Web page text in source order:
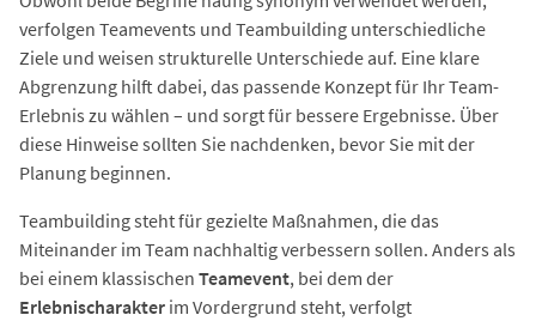
verfolgen Teamevents und Teambuilding unterschiedliche
Ziele und weisen strukturelle Unterschiede auf. Eine klare
Abgrenzung hilft dabei, das passende Konzept für Ihr Team-
Erlebnis zu wählen – und sorgt für bessere Ergebnisse. Über
diese Hinweise sollten Sie nachdenken, bevor Sie mit der
Planung beginnen.
Teambuilding steht für gezielte Maßnahmen, die das
Miteinander im Team nachhaltig verbessern sollen. Anders als
bei einem klassischen Teamevent, bei dem der
Erlebnischarakter im Vordergrund steht, verfolgt